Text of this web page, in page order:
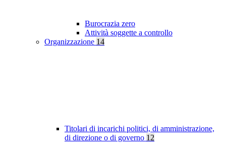
Burocrazia zero
Attività soggette a controllo
Organizzazione 14
Titolari di incarichi politici, di amministrazione,
di direzione o di governo 12